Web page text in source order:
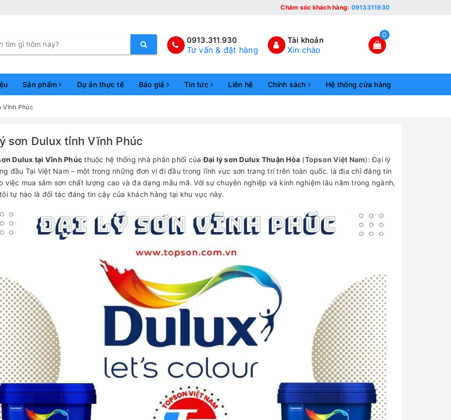
Chăm sóc khách hàng: 0913311930
0913.311.930
Tư vấn & đặt hàng
Tài khoản
Xin chào
0
Sản phẩm Dự án thực tế Báo giá Tin tức Liên hệ Chính sách Hệ thống cửa hàng
Vĩnh Phúc
sơn Dulux tỉnh Vĩnh Phúc
Dulux tại Vĩnh Phúc thuộc hệ thống nhà phân phối củaĐại lý sơn Dulux Thuận Hòa (Topson Việt Nam): Đại lý
đầu Tại Việt Nam – một trong những đơn vị đi đầu trong lĩnh vực sơn trang trí trên toàn quốc. là địa chỉ đáng tin
việc mua sắm sơn chất lượng cao và đa dạng mẫu mã. Với sự chuyên nghiệp và kinh nghiệm lâu năm trong ngành,
tự hào là đối tác đáng tin cậy của khách hàng tại khu vực này.